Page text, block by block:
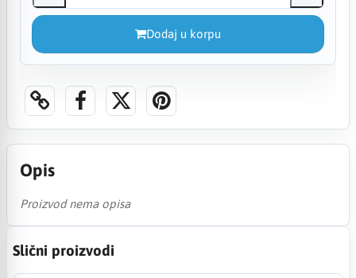
Dodaj u korpu
Opis
Proizvod nema opisa
Slični proizvodi